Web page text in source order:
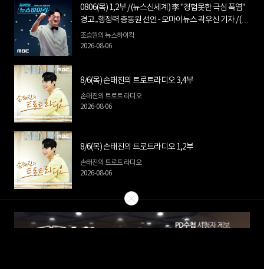
0806(목) 1,2부 / (뉴스신세계) 李 "경험못한 극심 폭염"
경고...행정력 총동원 선언 - 오마이뉴스 곽우신 기자 / (거
침없이하이킥) 김민석·정청래 공방 격화...민주당 당권경
쟁 전망은? - 신인규 변호사, 공론센터 장성철 소장
조승원의 뉴스하이킥
2026-08-06
8/6(목) 손태진의 트로트라디오 3,4부
손태진의 트로트 라디오
2026-08-06
8/6(목) 손태진의 트로트라디오 1,2부
손태진의 트로트 라디오
2026-08-06